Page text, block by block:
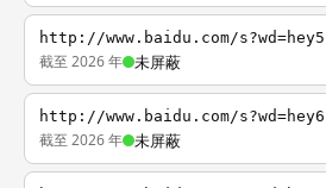
http://www.baidu.com/s?wd=hey5
截至 2026 年 未屏蔽
http://www.baidu.com/s?wd=hey6
截至 2026 年 未屏蔽